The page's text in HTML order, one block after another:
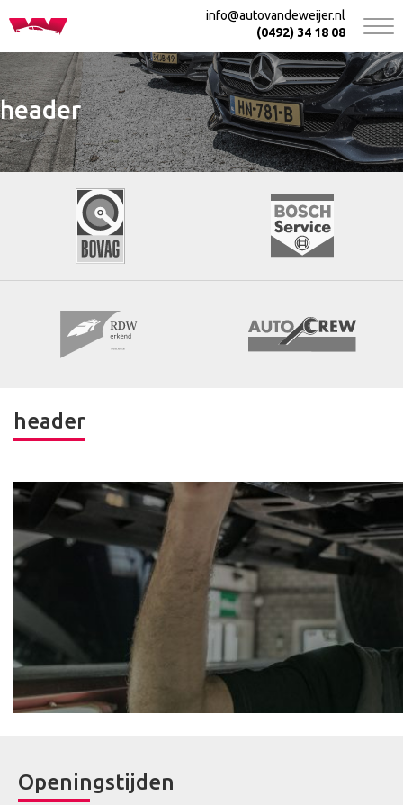
info@autovandeweijer.nl
(0492) 34 18 08
header
header
Openingstijden